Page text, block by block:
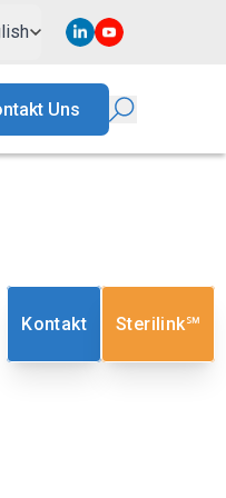
Uns
Kontakt Sterilink℠